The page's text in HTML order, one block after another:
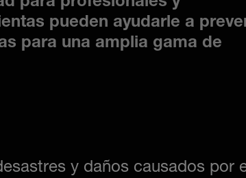
pueden ayudarle a
para una amplia gama de
y daños causados por